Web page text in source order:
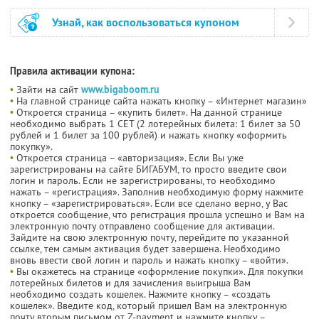
Узнай, как воспользоваться купоном
Правила активации купона:
• Зайти на сайт www.bigaboom.ru
• На главной странице сайта нажать кнопку – «Интернет магазин»
• Откроется страница – «купить билет». На данной странице
необходимо выбрать 1 СЕТ (2 лотерейных билета: 1 билет за 50
рублей и 1 билет за 100 рублей) и нажать кнопку «оформить
покупку».
• Откроется страница – «авторизация». Если Вы уже
зарегистрированы на сайте БИГАБУМ, то просто введите свои
логин и пароль. Если не зарегистрированы, то необходимо
нажать – «регистрация». Заполнив необходимую форму нажмите
кнопку – «зарегистрироваться». Если все сделано верно, у Вас
откроется сообщение, что регистрация прошла успешно и Вам на
электронную почту отправлено сообщение для активации.
Зайдите на свою электронную почту, перейдите по указанной
ссылке, тем самым активация будет завершена. Необходимо
вновь ввести свой логин и пароль и нажать кнопку – «войти».
• Вы окажетесь на странице «оформление покупки». Для покупки
лотерейных билетов и для зачисления выигрыша Вам
необходимо создать кошелек. Нажмите кнопку – «создать
кошелек». Введите код, который пришел Вам на электронную